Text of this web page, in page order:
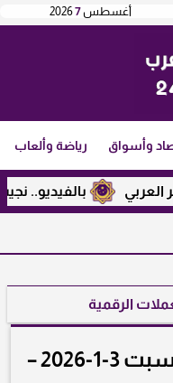
أغسطس7
2026
وأسواق رياضة وألعاب
بالفيديو.. نجيب
سعر البيتكوين اليوم السبت 3-1-2026 –